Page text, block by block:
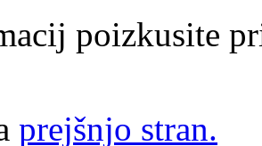
poizkusite
prejšnjo stran.